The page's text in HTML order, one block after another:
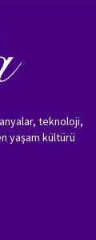
teknoloji,
yaşam kültürü